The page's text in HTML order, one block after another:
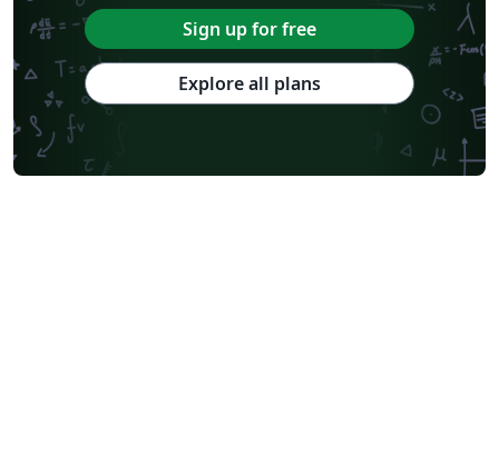
Sign up for free
Explore all plans